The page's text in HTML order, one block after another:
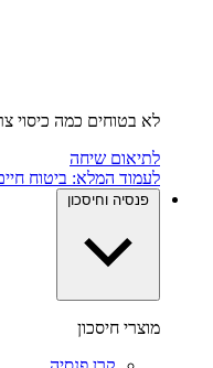
לא בטוחים כמה כיסוי
לתיאום שיחה
לעמוד המלא: ביטוח
פנסיה וחיסכון
מוצרי חיסכון